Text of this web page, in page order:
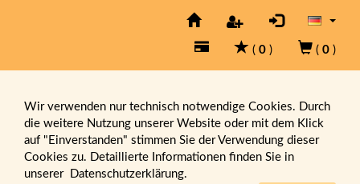
( 0 ) ( 0 )
Wir verwenden nur technisch notwendige Cookies. Durch
die weitere Nutzung unserer Website oder mit dem Klick
auf "Einverstanden" stimmen Sie der Verwendung dieser
Cookies zu. Detaillierte Informationen finden Sie in
unserer Datenschutzerklärung.